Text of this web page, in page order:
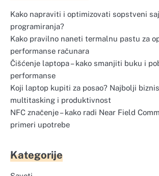
Kako napraviti i optimizovati sopstveni
programiranja?
Kako pravilno naneti termalnu pastu za
performanse računara
Čišćenje laptopa – kako smanjiti buku i
performanse
Koji laptop kupiti za posao? Najbolji
multitasking i produktivnost
NFC značenje – kako radi Near Field
primeri upotrebe
Kategorije